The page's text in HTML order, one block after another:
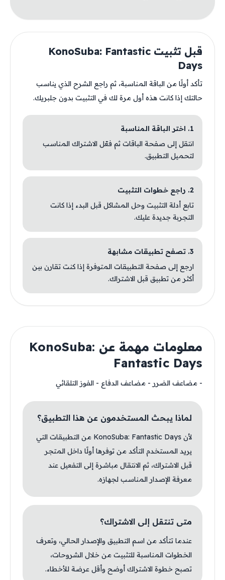
قبل تثبيت KonoSuba: Fantastic
Days
تأكد أولًا من الباقة المناسبة، ثم راجع الشرح الذي يناسب
حالتك إذا كانت هذه أول مرة لك في التثبيت بدون جلبريك.
1. اختر الباقة المناسبة
انتقل إلى صفحة الباقات ثم فعّل الاشتراك المناسب
لتحميل التطبيق.
2. راجع خطوات التثبيت
تابع أدلة التثبيت وحل المشاكل قبل البدء إذا كانت
التجربة جديدة عليك.
3. تصفح تطبيقات مشابهة
ارجع إلى صفحة التطبيقات المتوفرة إذا كنت تقارن بين
أكثر من تطبيق قبل الاشتراك.
معلومات مهمة عن KonoSuba:
Fantastic Days
- مضاعف الضرر - مضاعف الدفاع - الفوز التلقائي
لماذا يبحث المستخدمون عن هذا التطبيق؟
لأن KonoSuba: Fantastic Days من التطبيقات التي
يريد المستخدم التأكد من توفرها أولًا داخل المتجر
قبل الاشتراك، ثم الانتقال مباشرة إلى التفعيل عند
معرفة الإصدار المناسب لجهازه.
متى تنتقل إلى الاشتراك؟
عندما تتأكد من اسم التطبيق والإصدار الحالي، وتعرف
الخطوات المناسبة للتثبيت من خلال الشروحات،
تصبح خطوة الاشتراك أوضح وأقل عرضة للأخطاء.